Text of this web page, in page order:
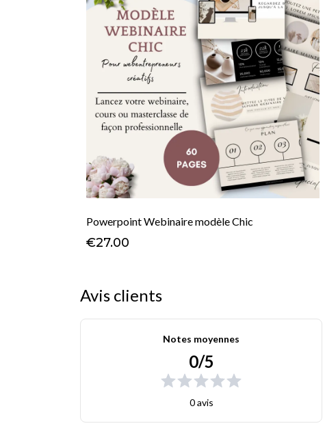
Powerpoint Webinaire modèle Chic
€27.00
Avis clients
Notes moyennes
0/5
0 avis